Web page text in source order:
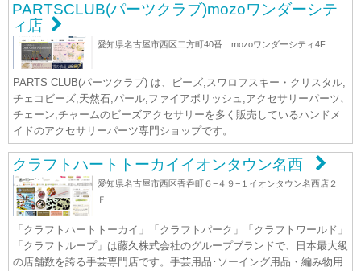
PARTSCLUB(パーツクラブ)mozoワンダーシテ
ィ店
愛知県名古屋市西区二方町40番 mozoワンダーシティ4F
PARTS CLUB(パーツクラブ) は、ビーズ,スワロフスキー・クリスタル,
チェコビーズ,天然石,パール,ファイアボリッシュ,アクセサリーパーツ､
チェーン,チャームのビーズアクセサリーを多く販売しているハンドメ
イドのアクセサリーパーツ専門ショップです。
クラフトハートトーカイイオンタウン名西
愛知県名古屋市西区香呑町６−４９−１イオンタウン名西店２
Ｆ
「クラフトハートトーカイ」「クラフトパーク」「クラフトワールド」
「クラフトループ」は藤久株式会社のグループブランドで、日本最大級
の店舗数を誇る手芸専門店です。手芸用品･ソーイング用品・編み物用